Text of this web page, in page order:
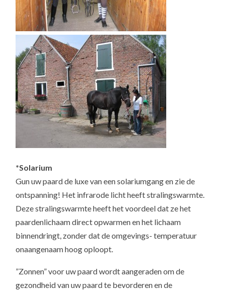
*Solarium
Gun uw paard de luxe van een solariumgang en zie de
ontspanning! Het infrarode licht heeft stralingswarmte.
Deze stralingswarmte heeft het voordeel dat ze het
paardenlichaam direct opwarmen en het lichaam
binnendringt, zonder dat de omgevings- temperatuur
onaangenaam hoog oploopt.
”Zonnen” voor uw paard wordt aangeraden om de
gezondheid van uw paard te bevorderen en de